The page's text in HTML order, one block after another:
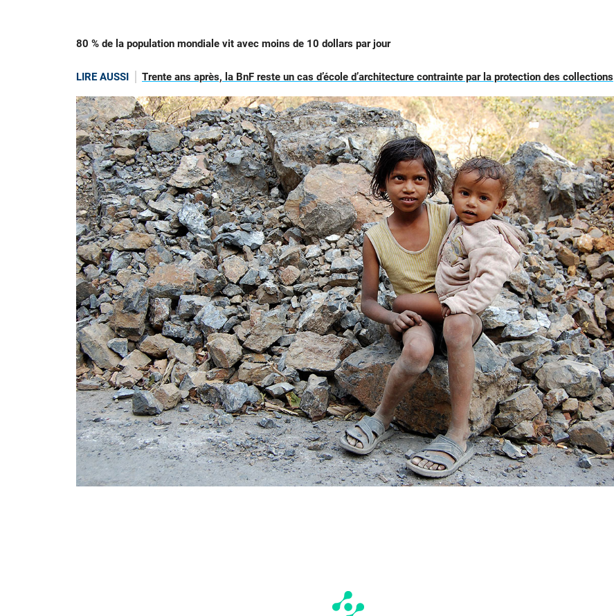
80 % de la population mondiale vit avec moins de 10 dollars par jour
LIRE AUSSI Trente ans après, la BnF reste un cas d’école d’architecture contrainte par la protection des collections